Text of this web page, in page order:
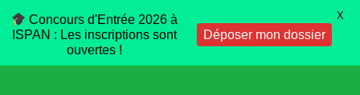
Concours d'Entrée 2026 à
ISPAN : Les inscriptions sont
ouvertes !
Déposer mon dossier
X